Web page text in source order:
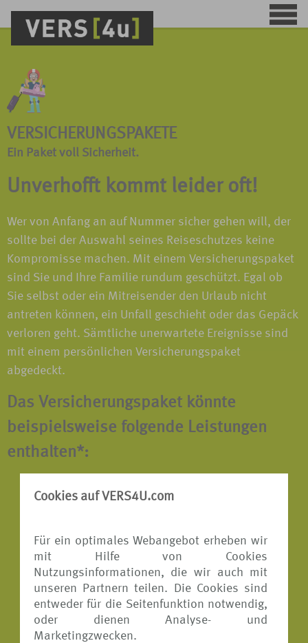
Cookies auf VERS4U.com
Für ein optimales Webangebot erheben wir
mit Hilfe von Cookies
Nutzungsinformationen, die wir auch mit
unseren Partnern teilen. Die Cookies sind
entweder für die Seitenfunktion notwendig,
oder dienen Analyse- und
Marketingzwecken.
VERSICHERUNGSPAKETE
Ein Paket voll Sicherheit.
Unverhofft kommt leider oft!
Wer von Anfang an auf Nummer sicher gehen will, der
sollte bei der Auswahl seines Reiseschutzes keine
Kompromisse machen. Mit einem Versicherungspaket
sind Sie und Ihre Familie rundum geschützt. Egal ob
Sie selbst oder ein Mitreisender den Urlaub nicht
antreten können, ein Unfall geschieht oder das Gepäck
verloren geht. Sämtliche unerwartete Ereignisse sind
mit einem persönlichen Versicherungspaket
abgedeckt.
Das Versicherungspaket könnte
beispielsweise folgende Leistungen
enthalten*:
Reisekranken-Versicherung
Reisegepäck-Versicherung
Reiseunfall-Versicherung
Notfallversicherung